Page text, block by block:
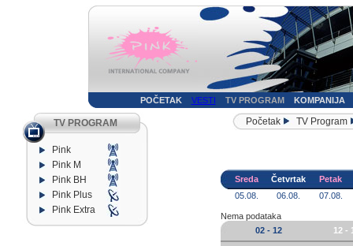
POČETAK VESTI TV PROGRAM KOMPANIJA
TV PROGRAM
Pink
Pink M
Pink BH
Pink Plus
Pink Extra
Početak TV Program
Sreda Četvrtak
Petak
05.08.
06.08. 07.08.
Nema podataka
02 - 12
12 -